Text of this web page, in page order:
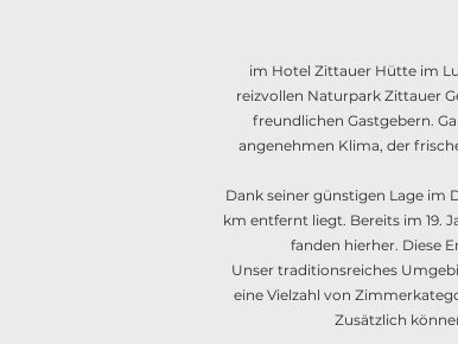
im Hotel Zittauer Hütte im
reizvollen Naturpark Zittauer
freundlichen Gastgebern.
angenehmen Klima, der
Dank seiner günstigen Lage im
km entfernt liegt. Bereits im 19.
fanden hierher. Diese
Unser traditionsreiches
eine Vielzahl von
Zusätzlich